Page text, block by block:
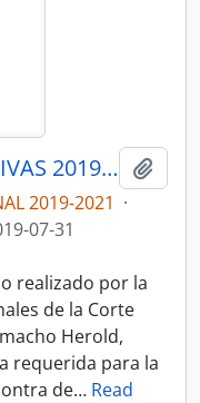
RESOLUCIONES LEGISLATIVAS 2019-2021
2019-2021 ·
07-31
realizado por la
de la Corte
Herold,
requerida para la
de… Read